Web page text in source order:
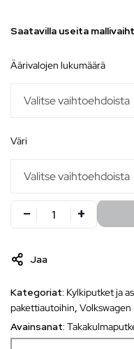
Saatavilla useita
äärivalojen lukumäärä
väri
Jaa
Kategoriat: Kylkiputket ja
pakettiautoihin, Volkswagen
Avainsanat: